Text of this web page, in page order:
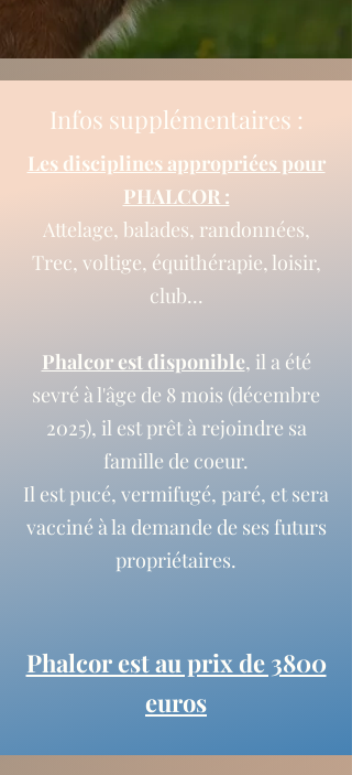
Infos supplémentaires :
Les disciplines appropriées pour
PHALCOR :
Attelage, balades, randonnées,
Trec, voltige, équithérapie, loisir,
club...
Phalcor est disponible, il a été
sevré à l'âge de 8 mois (décembre
2025), il est prêt à rejoindre sa
famille de coeur.
Il est pucé, vermifugé, paré, et sera
vacciné à la demande de ses futurs
propriétaires.
Phalcor est au prix de 3800
euros